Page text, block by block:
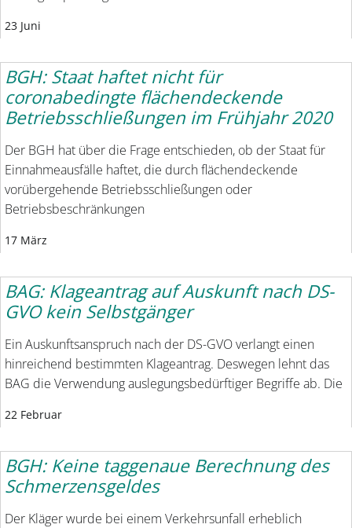
23 Juni
BGH: Staat haftet nicht für
coronabedingte flächendeckende
Betriebsschließungen im Frühjahr 2020
Der BGH hat über die Frage entschieden, ob der Staat für
Einnahmeausfälle haftet, die durch flächendeckende
vorübergehende Betriebsschließungen oder
Betriebsbeschränkungen
17 März
BAG: Klageantrag auf Auskunft nach DS-
GVO kein Selbstgänger
Ein Auskunftsanspruch nach der DS-GVO verlangt einen
hinreichend bestimmten Klageantrag. Deswegen lehnt das
BAG die Verwendung auslegungsbedürftiger Begriffe ab. Die
22 Februar
BGH: Keine taggenaue Berechnung des
Schmerzensgeldes
Der Kläger wurde bei einem Verkehrsunfall erheblich